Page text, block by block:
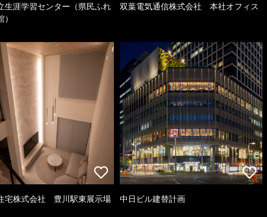
生涯学習センター（県民ふれ
双葉電気通信株式会社 本社オフィス
宅株式会社 豊川駅東展示場 中日ビル建替計画